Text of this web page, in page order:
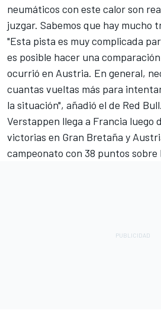
neumáticos con este calor son
juzgar. Sabemos que hay mucho
"Esta pista es muy complicada
es posible hacer una
ocurrió en Austria. En general,
cuantas vueltas más para
la situación", añadió el de Red Bull.
Verstappen llega a Francia luego
victorias en Gran Bretaña y
campeonato con 38 puntos sobre